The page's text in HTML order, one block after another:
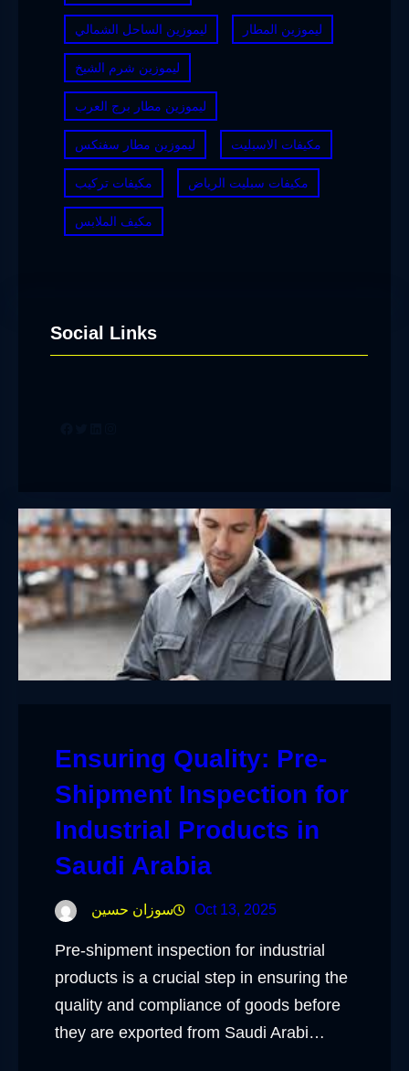
ليموزين الساحل الشمالي ليموزين المطار
ليموزين شرم الشيخ
ليموزين مطار برج العرب
ليموزين مطار سفنكس مكيفات الاسبليت
مكيفات تركيب مكيفات سبليت الرياض
مكيف الملابس
Social Links
Ensuring Quality: Pre-
Shipment Inspection for
Industrial Products in
Saudi Arabia
سوزان حسين Oct 13, 2025
Pre-shipment inspection for industrial
products is a crucial step in ensuring the
quality and compliance of goods before
they are exported from Saudi Arabi…